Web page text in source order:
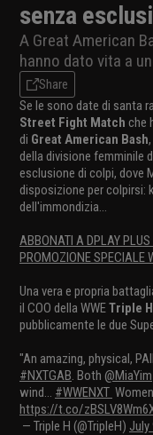
senza
A Great American
hanno dato vita a
Share
Se le sono date di santa
Street Fight Match che
di Great American Bash
della divisione femminile
esclusione di colpi, dove
disposizione per colpirsi:
dell'immondizia...
ABBONATI A DPLAY
PROMOZIONE SPECIALE
Una vera e propria
il COO della WWETriple H
pubblicamente le due
"An amazing, physical,
#NXTGAB. Both @MiaYim
wind... #WWENXT
https://t.co/
— Triple H (@TripleH) July